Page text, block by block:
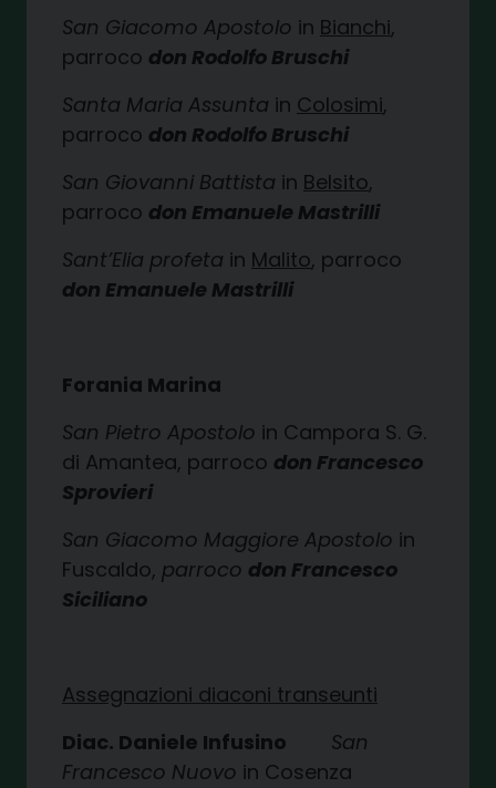
San Giacomo Apostolo in Bianchi,
parroco don Rodolfo Bruschi
Santa Maria Assunta in Colosimi,
parroco don Rodolfo Bruschi
San Giovanni Battista in Belsito,
parroco don Emanuele Mastrilli
Sant’Elia profeta in Malito, parroco
don Emanuele Mastrilli
Forania Marina
San Pietro Apostolo in Campora S. G.
di Amantea, parroco don Francesco
Sprovieri
San Giacomo Maggiore Apostolo in
Fuscaldo, parroco don Francesco
Siciliano
Assegnazioni diaconi transeunti
Diac. Daniele Infusino
San
Francesco Nuovo in Cosenza